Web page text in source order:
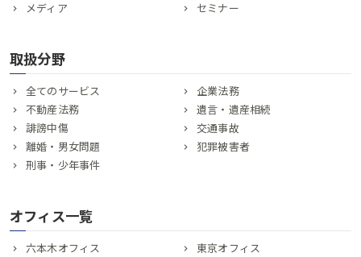
メディア
セミナー
取扱分野
全てのサービス
企業法務
不動産法務
遺言・遺産相続
誹謗中傷
交通事故
離婚・男女問題
犯罪被害者
刑事・少年事件
オフィス一覧
六本木オフィス
東京オフィス